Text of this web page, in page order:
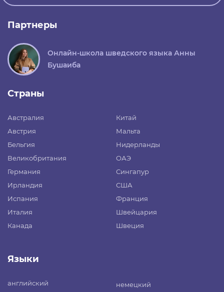
Партнеры
Онлайн-школа шведского языка Анны
Бушаиба
Страны
Австралия
Австрия
Бельгия
Великобритания
Германия
Ирландия
Испания
Италия
Канада
Китай
Мальта
Нидерланды
ОАЭ
Сингапур
США
Франция
Швейцария
Швеция
Языки
английский
немецкий